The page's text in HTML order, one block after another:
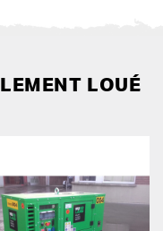
LOUÉ